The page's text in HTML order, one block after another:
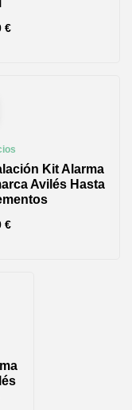
€
Kit Alarma
Avilés Hasta
€